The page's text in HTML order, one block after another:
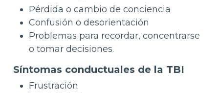
Pérdida o cambio de conciencia
Confusión o desorientación
Problemas para recordar, concentrarse
o tomar decisiones.
Síntomas conductuales de la TBI
Frustración